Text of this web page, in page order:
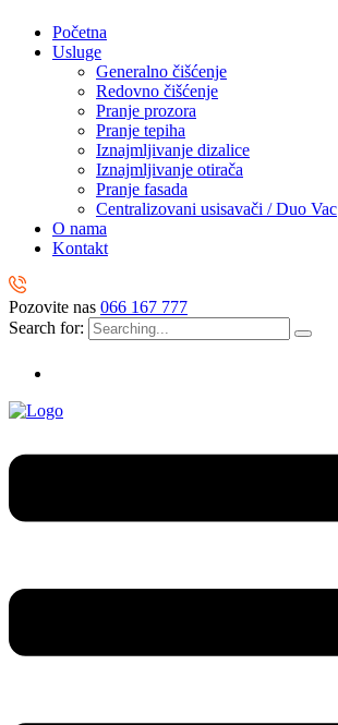
Početna
Usluge
Generalno čišćenje
Redovno čišćenje
Pranje prozora
Pranje tepiha
Iznajmljivanje dizalice
Iznajmljivanje otirača
Pranje fasada
Centralizovani usisavači / Duo Vac
O nama
Kontakt
Pozovite nas 066 167 777
Search for: